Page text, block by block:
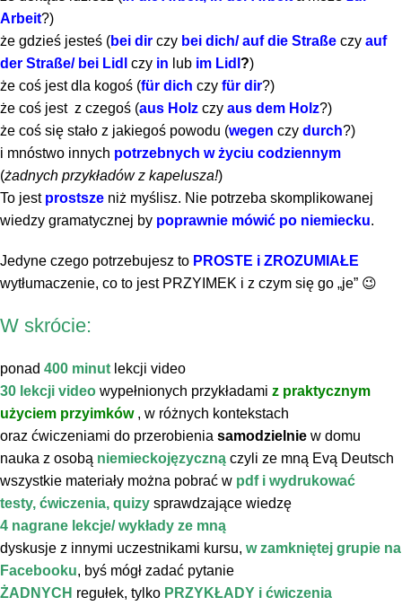
Arbeit?)
że gdzieś jesteś (bei dir czy bei dich/auf die Straße czy auf
der Straße/ bei Lidl czy in lub im Lidl ?)
że coś jest dla kogoś (für dich czy für dir?)
że coś jest z czegoś (aus Holz czy aus dem Holz?)
że coś się stało z jakiegoś powodu (wegen czy durch?)
i mnóstwo innych potrzebnych w życiu codziennym
(żadnych przykładów z kapelusza!)
To jest prostsze niż myślisz. Nie potrzeba skomplikowanej
wiedzy gramatycznej by poprawnie mówić po niemiecku.
Jedyne czego potrzebujesz to PROSTE i ZROZUMIAŁE
wytłumaczenie, co to jest PRZYIMEK i z czym się go „je” 😉
W skrócie:
ponad 400 minut lekcji video
30 lekcji video wypełnionych przykładami z praktycznym
użyciem przyimków , w różnych kontekstach
oraz ćwiczeniami do przerobienia samodzielnie w domu
nauka z osobą niemieckojęzyczną czyli ze mną Evą Deutsch
wszystkie materiały można pobrać w pdf i wydrukować
testy, ćwiczenia, quizy sprawdzające wiedzę
4 nagrane lekcje/ wykłady ze mną
dyskusje z innymi uczestnikami kursu, w zamkniętej grupie na
Facebooku, byś mógł zadać pytanie
ŻADNYCH regułek, tylko PRZYKŁADY i ćwiczenia